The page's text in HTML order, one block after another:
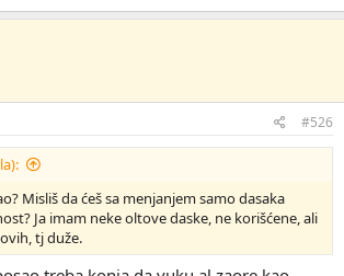
#526
Misliš da ćeš sa menjanjem samo dasaka
Ja imam neke oltove daske, ne korišćene, ali
tj duže.